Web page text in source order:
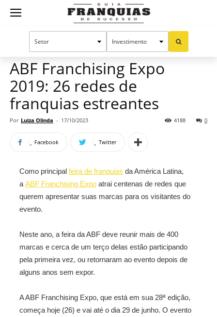
Guia
Oportunidades e tendências
ABF Franchising Expo
2019: 26 redes de
franquias estreantes
Por Luiza Olinda - 17/10/2023 0
4188
Facebook Twitter
Como principal feira de franquias da América Latina,
a ABF Franchising Expo atrai centenas de redes que
querem apresentar suas marcas para os visitantes do
evento.
Neste ano, a feira da ABF deve reunir mais de 400
marcas e cerca de um terço delas estão participando
pela primeira vez, ou retornaram ao evento depois de
alguns anos sem expor.
A ABF Franchising Expo, que está em sua 28ª edição,
começa hoje (26) e vai até o dia 29 de junho. O evento